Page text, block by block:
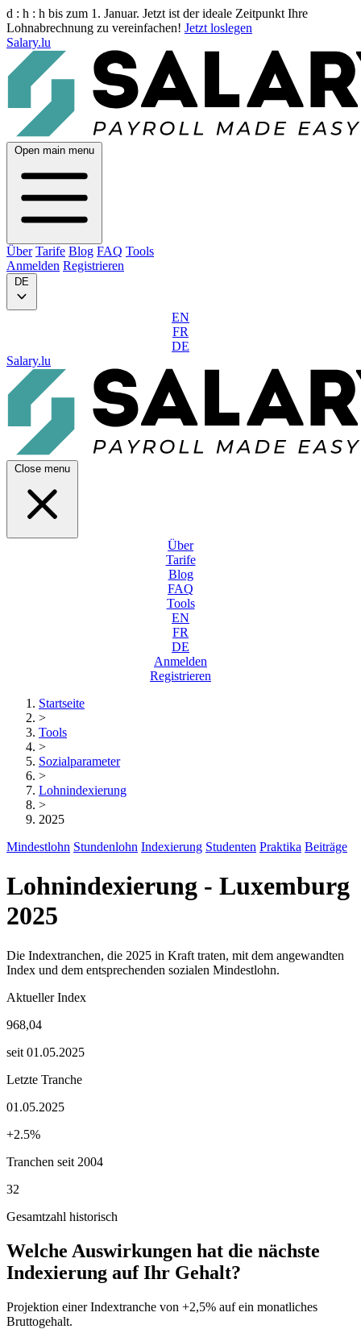
d : h : h bis zum 1. Januar. Jetzt ist der ideale Zeitpunkt Ihre
Lohnabrechnung zu vereinfachen! Jetzt loslegen
Salary.lu
Open main menu
Über Tarife Blog FAQ Tools
Anmelden Registrieren
DE
EN
FR
DE
Salary.lu
Close menu
Über
Tarife
Blog
FAQ
Tools
EN
FR
DE
Anmelden
Registrieren
Startseite
>
Tools
>
Sozialparameter
>
Lohnindexierung
>
2025
Mindestlohn Stundenlohn Indexierung Studenten Praktika Beiträge
Lohnindexierung - Luxemburg
2025
Die Indextranchen, die 2025 in Kraft traten, mit dem angewandten
Index und dem entsprechenden sozialen Mindestlohn.
Aktueller Index
968,04
seit 01.05.2025
Letzte Tranche
01.05.2025
+2.5%
Tranchen seit 2004
32
Gesamtzahl historisch
Welche Auswirkungen hat die nächste
Indexierung auf Ihr Gehalt?
Projektion einer Indextranche von +2,5% auf ein monatliches
Bruttogehalt.